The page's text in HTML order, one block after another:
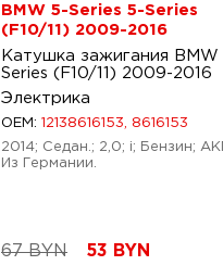
BMW 5-Series 5-Series
(F10/11) 2009-2016
Катушка зажигания BMW
Series (F10/11) 2009-2016
Электрика
OEM: 12138616153, 8616153
2014; Седан.; 2,0; i; Бензин;
Из Германии.
67 BYN 53 BYN